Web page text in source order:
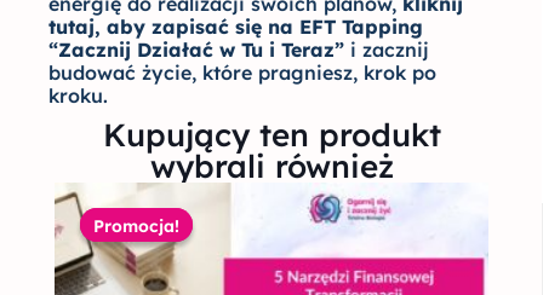
tutaj, aby zapisać się na EFT Tapping
“Zacznij Działać w Tu i Teraz” i zacznij
budować życie, które pragniesz, krok po
kroku.
Kupujący ten produkt
wybrali również
Promocja!
Promocja!
Pierwotna
wynosiła:
745,00 zł.
Aktualna
cena
wynosi:
57,00 zł.